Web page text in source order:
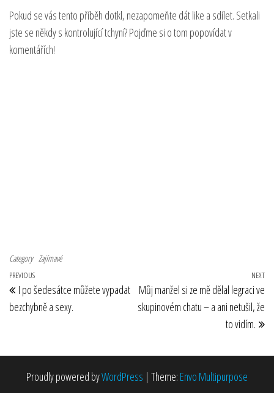
Pokud se vás tento příběh dotkl, nezapomeňte dát like a sdílet. Setkali
jste se někdy s kontrolující tchyní? Pojďme si o tom popovídat v
komentářích!
Category Zajímavé
Navigace pro příspěvek
Previous Post
PREVIOUS
I po šedesátce můžete vypadat
bezchybně a sexy.
NEXT
Můj manžel si ze mě dělal legraci ve
skupinovém chatu – a ani netušil, že
to vidím.
Proudly powered byWordPress | Theme: Envo Multipurpose